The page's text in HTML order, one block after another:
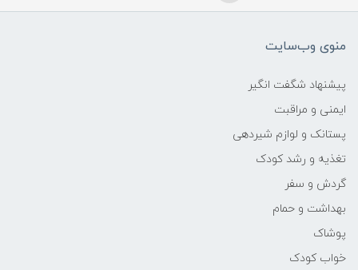
منوی وب‌سایت
پیشنهاد شگفت انگیر
ایمنی و مراقبت
پستانک و لوازم شیردهی
تغذیه و رشد کودک
گردش و سفر
بهداشت و حمام
پوشاک
خواب کودک